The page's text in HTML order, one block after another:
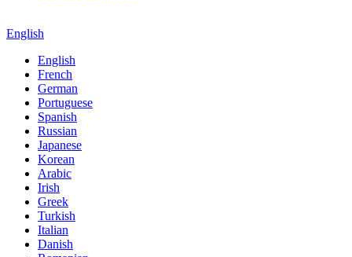
English
English
French
German
Portuguese
Spanish
Russian
Japanese
Korean
Arabic
Irish
Greek
Turkish
Italian
Danish